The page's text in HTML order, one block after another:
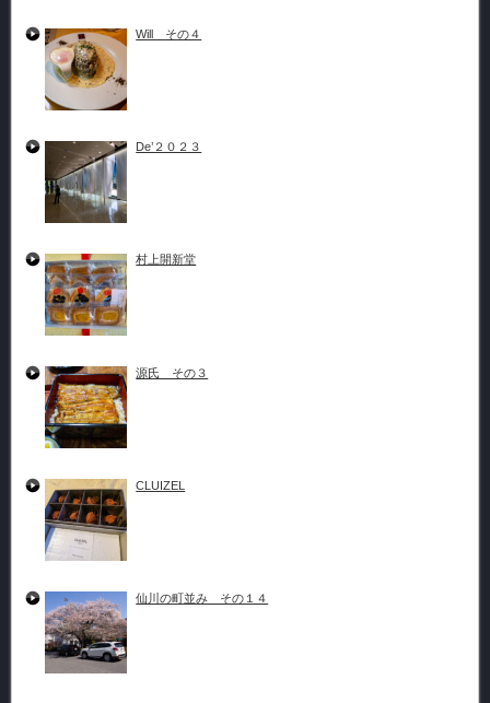
Will その４
De’２０２３
村上開新堂
源氏 その３
CLUIZEL
仙川の町並み その１４